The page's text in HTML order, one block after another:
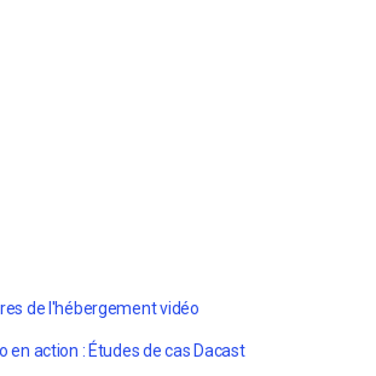
de l'hébergement vidéo
en action : Études de cas Dacast